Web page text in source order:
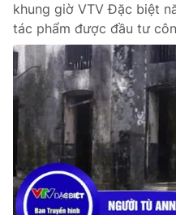
khung giờ VTV Đặc biệt
tác phẩm được đầu tư